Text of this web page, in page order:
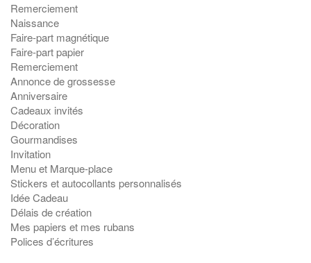
Remerciement
Naissance
Faire-part magnétique
Faire-part papier
Remerciement
Annonce de grossesse
Anniversaire
Cadeaux invités
Décoration
Gourmandises
Invitation
Menu et Marque-place
Stickers et autocollants personnalisés
Idée Cadeau
Délais de création
Mes papiers et mes rubans
Polices d’écritures